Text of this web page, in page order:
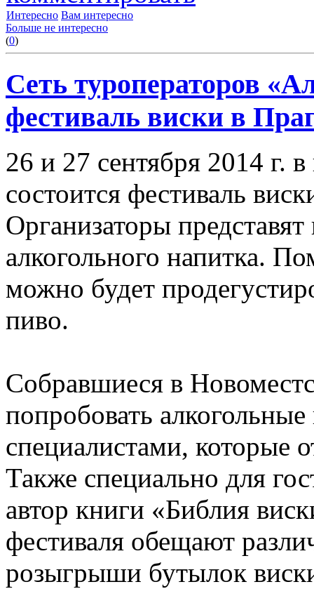
Интересно Вам интересно
Больше не интересно
(0)
Сеть туроператоров
фестиваль виски в
26 и 27 сентября 2014 г.
состоится фестиваль
Организаторы
алкогольного напитка.
можно будет
пиво.
Собравшиеся в
попробовать
специалистами, которые
Также специально для
автор книги «Библия
фестиваля обещают
розыгрыши бутылок